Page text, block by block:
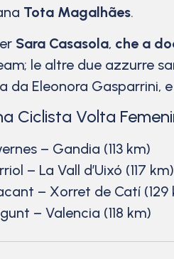
Tota Magalhães.
Sara Casasola, che a
le altre due azzurre
da Eleonora Gasparrini, e
Ciclista Volta
– Gandia (113 km)
– La Vall d’Uixó (117 km)
– Xorret de Catí (129
– Valencia (118 km)